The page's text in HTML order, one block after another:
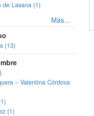
de Lasana (1)
Más...
(13)
– Valentina Córdova
(1)